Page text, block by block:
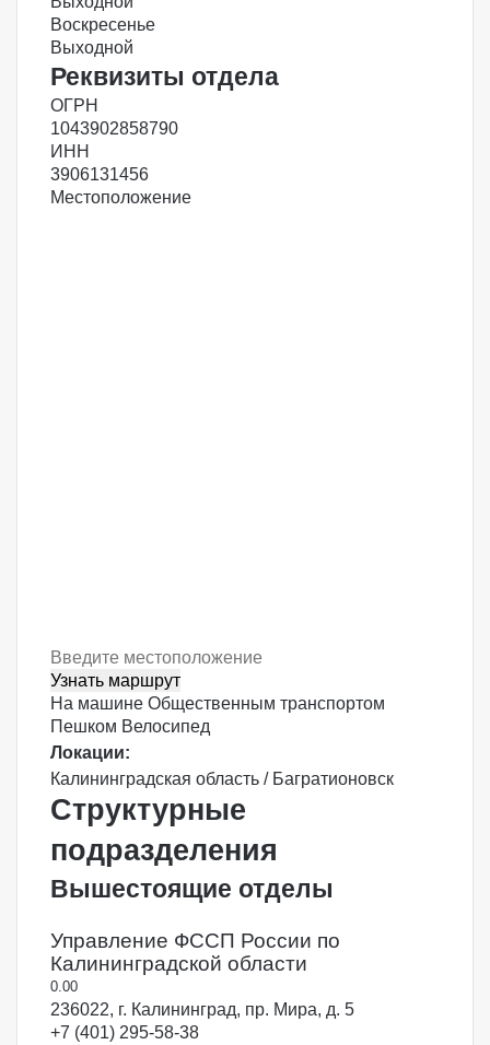
Воскресенье
Выходной
Реквизиты отдела
ОГРН
1043902858790
ИНН
3906131456
Местоположение
Узнать маршрут
На машине Общественным транспортом
Пешком Велосипед
Локации:
Калининградская область / Багратионовск
Структурные
подразделения
Вышестоящие отделы
Управление ФССП России по
Калининградской области
0.00
236022, г. Калининград, пр. Мира, д. 5
+7 (401) 295-58-38